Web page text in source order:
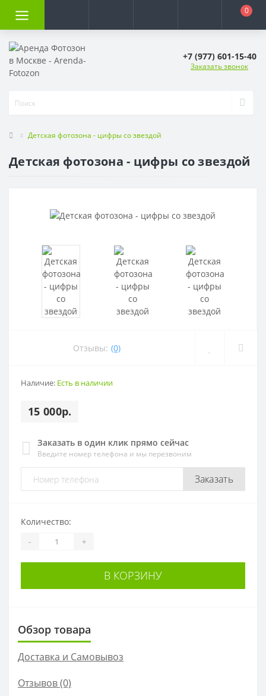
0
+7 (977) 601-15-40
Заказать звонок
Детская фотозона - цифры со звездой
Детская фотозона - цифры со звездой
Отзывы: (0)
Наличие: Есть в наличии
15 000р.
Заказать в один клик прямо сейчас
Введите номер телефона и мы перезвоним
Заказать
Количество:
- +
В КОРЗИНУ
Обзор товара
Доставка и Самовывоз
Отзывов (0)